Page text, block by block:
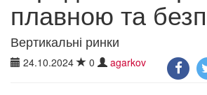
плавною та
Вертикальні ринки
24.10.2024 0 agarkov